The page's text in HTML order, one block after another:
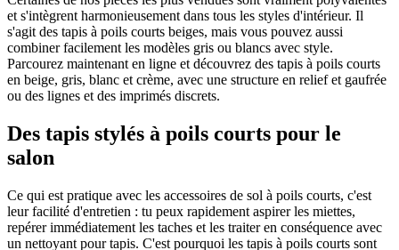
et s'intègrent harmonieusement dans tous les styles d'intérieur. Il
s'agit des tapis à poils courts beiges, mais vous pouvez aussi
combiner facilement les modèles gris ou blancs avec style.
Parcourez maintenant en ligne et découvrez des tapis à poils courts
en beige, gris, blanc et crème, avec une structure en relief et gaufrée
ou des lignes et des imprimés discrets.
Des tapis stylés à poils courts pour le
salon
Ce qui est pratique avec les accessoires de sol à poils courts, c'est
leur facilité d'entretien : tu peux rapidement aspirer les miettes,
repérer immédiatement les taches et les traiter en conséquence avec
un nettoyant pour tapis. C'est pourquoi les tapis à poils courts sont